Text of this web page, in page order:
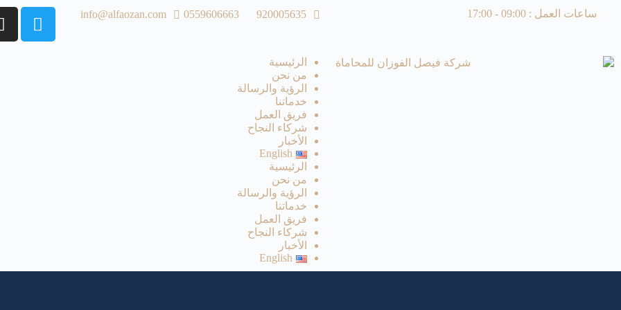
ساعات العمل : 09:00 - 17:00 920005635
0559606663
info@alfaozan.com
الرئيسية
من نحن
الرؤية والرسالة
خدماتنا
فريق العمل
شركاء النجاح
الأخبار
English
الرئيسية
من نحن
الرؤية والرسالة
خدماتنا
فريق العمل
شركاء النجاح
الأخبار
English